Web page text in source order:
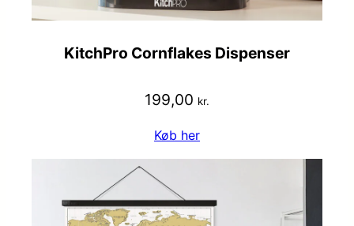
KitchPro Cornflakes Dispenser
199,00 kr.
Køb her